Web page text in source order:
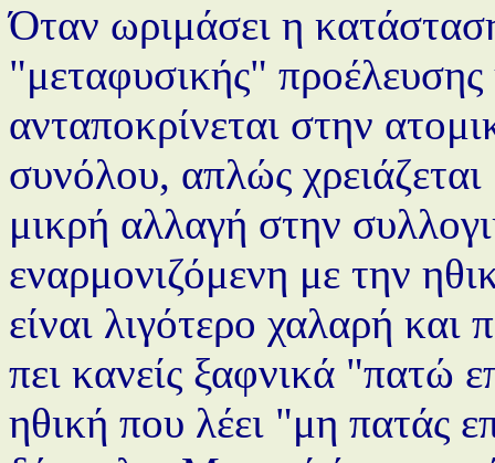
Όταν ωριμάσει η
"μεταφυσικής"
ανταποκρίνεται στην
συνόλου, απλώς
μικρή αλλαγή στην
εναρμονιζόμενη με την
είναι λιγότερο χαλαρή και
πει κανείς ξαφνικά "πατώ
ηθική που λέει "μη πατάς